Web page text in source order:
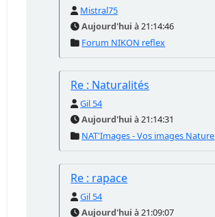
Mistral75
Aujourd'hui à 21:14:46
Forum NIKON reflex
Re : Naturalités
Gil 54
Aujourd'hui à 21:14:31
NAT'Images - Vos images Nature
Re : rapace
Gil 54
Aujourd'hui à 21:09:07